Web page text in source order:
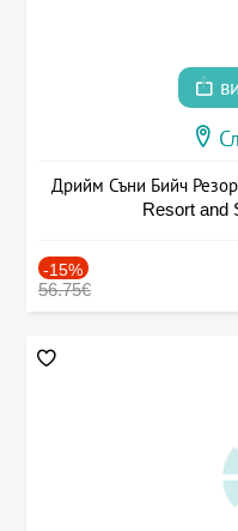
Дрийм Съни Бийч
Resort and
-15%
56.75€